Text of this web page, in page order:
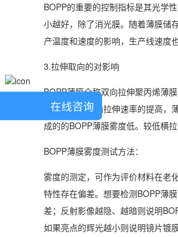
BOPP的重要的控制指标是其光学
小越好，除了消光膜。随着薄膜储
产温度和速度的影响，生产线速度
3.拉伸取向的对影响
BOPP薄膜全称双向拉伸聚丙烯薄
一方面，随横向拉伸速率的提高
成的的BOPP薄膜雾度低。较低横
BOPP薄膜雾度测试方法：
雾度的测定，可作为评价材料在老
特性存在偏差。想要检测BOPP薄
差；反射影像越隐、越暗则说明
如果亮点的辉光越小则说明镜片镀膜
在线咨询